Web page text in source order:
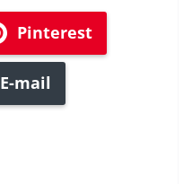
Pinterest
E-mail